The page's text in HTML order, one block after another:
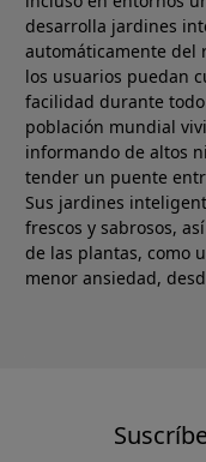
desarrolla jardines
automáticamente del
los usuarios puedan
facilidad durante
población mundial
informando de altos
tender un puente
Sus jardines
frescos y sabrosos,
de las plantas, como
menor ansiedad,